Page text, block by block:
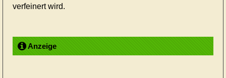
verfeinert wird.
Anzeige